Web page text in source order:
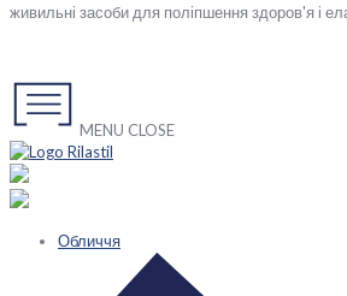
живильні засоби для поліпшення здоров'я і
MENU CLOSE
Обличчя